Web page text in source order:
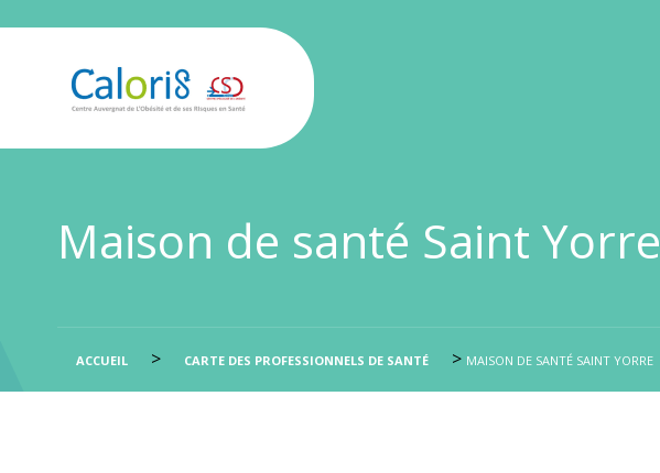
Maison de santé Saint Yorre
ACCUEIL > CARTE DES PROFESSIONNELS DE SANTÉ > MAISON DE SANTÉ SAINT YORRE